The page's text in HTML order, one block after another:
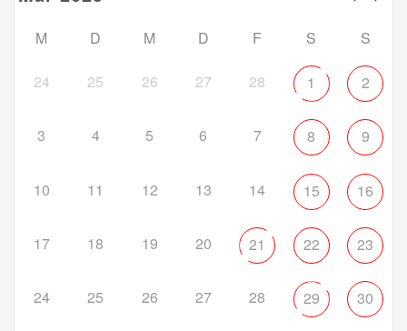
M D M D F S S
24 25 26 27 28 1 2
3 4 5 6 7 8 9
10 11 12 13 14 15 16
17 18 19 20 21 22 23
24 25 26 27 28 29 30